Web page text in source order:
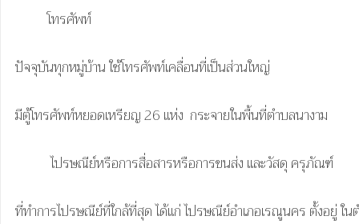
          โทรศัพท์
ปัจจุบันทุกหมู่บ้าน ใช้โทรศัพท์เคลื่อนที่เป็นส่วนใหญ่
มีตู้โทรศัพท์หยอดเหรียญ 26 แห่ง  กระจายในพื้นที่ตำบลนางาม
           ไปรษณีย์หรือการสื่อสารหรือการขนส่ง และวัสดุ ครุภัณฑ์
ที่ทำการไปรษณีย์ที่ใกล้ที่สุด ได้แก่ ไปรษณีย์อำเภอเรณูนคร ตั้งอยู่ ใ